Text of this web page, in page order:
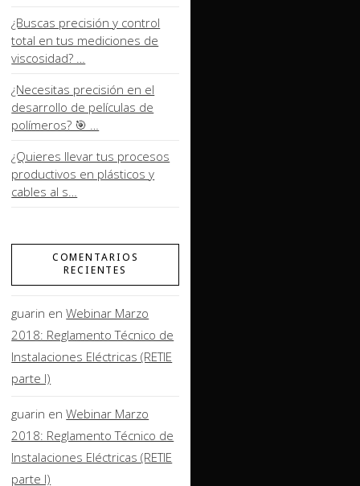
¿Buscas precisión y control
total en tus mediciones de
viscosidad? …
¿Necesitas precisión en el
desarrollo de películas de
polímeros? 🎯 …
¿Quieres llevar tus procesos
productivos en plásticos y
cables al s…
COMENTARIOS
RECIENTES
guarin enWebinar Marzo
2018: Reglamento Técnico de
Instalaciones Eléctricas (RETIE
parte I)
guarin enWebinar Marzo
2018: Reglamento Técnico de
Instalaciones Eléctricas (RETIE
parte I)